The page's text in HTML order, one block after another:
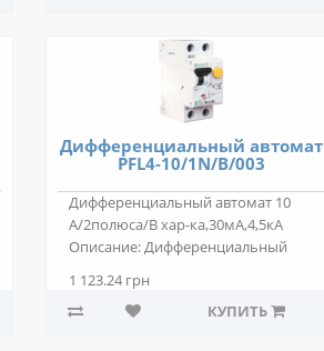
Дифференциальный автомат
PFL4-10/1N/B/003
Дифференциальный автомат 10
А/2полюса/В хар-ка,30мА,4,5кА
Описание: Дифференциальный
1 123.24 грн
КУПИТЬ